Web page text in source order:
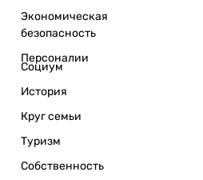
Экономическая
безопасность
Персоналии
Социум
История
Круг семьи
Туризм
Собственность